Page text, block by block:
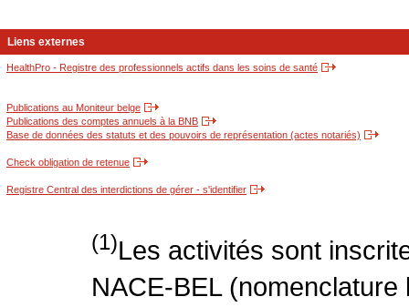
Liens externes
HealthPro - Registre des professionnels actifs dans les soins de santé
Publications au Moniteur belge
Publications des comptes annuels à la BNB
Base de données des statuts et des pouvoirs de représentation (actes notariés)
Check obligation de retenue
Registre Central des interdictions de gérer - s'identifier
(1)Les activités sont
NACE-BEL